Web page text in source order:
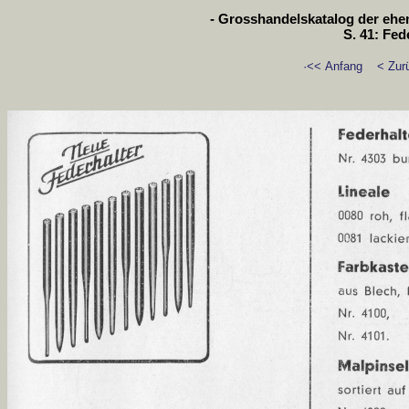
- Grosshandelskatalog der
S. 41:
·<< Anfang <